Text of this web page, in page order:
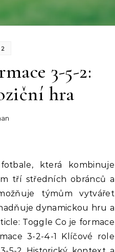
3-5-2:
hra
tří středních obránců a
týmům vytvářet
dynamickou hru a
Toggle Co je formace
3-2-4-1 Klíčové role